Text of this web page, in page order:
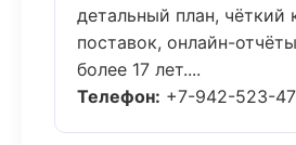
детальный план, чёткий
поставок, онлайн-
более 17 лет....
Телефон: +7-942-523-